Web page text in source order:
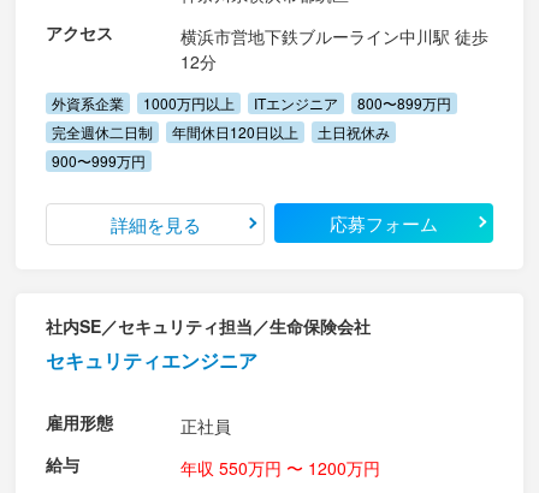
アクセス
横浜市営地下鉄ブルーライン中川駅 徒歩
12分
外資系企業 1000万円以上 ITエンジニア
800〜899万円
完全週休二日制
年間休日120日以上
土日祝休み
900〜999万円
詳細を見る 応募フォーム
社内SE／セキュリティ担当／生命保険会社
セキュリティエンジニア
雇用形態
正社員
給与
年収 550万円 〜 1200万円